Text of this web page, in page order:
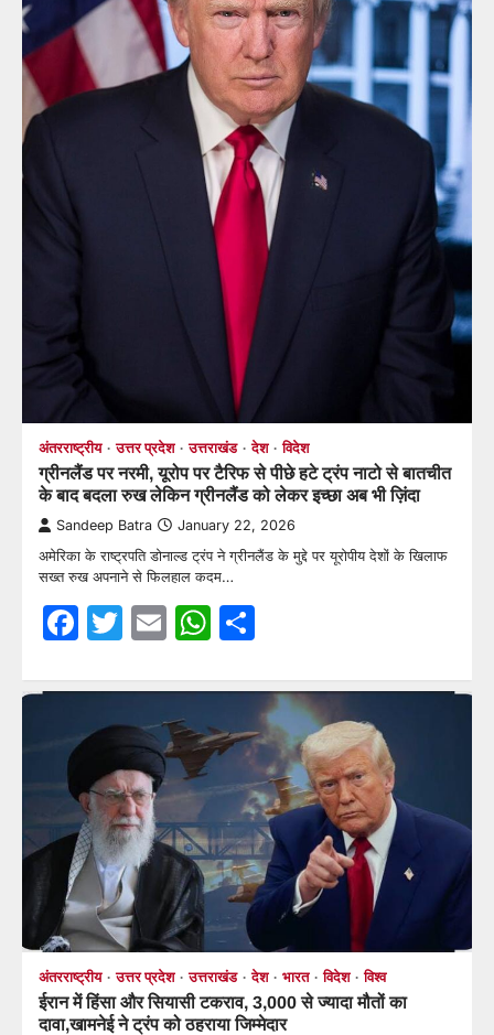
अंतरराष्ट्रीय उत्तर प्रदेश उत्तराखंड देश विदेश
ग्रीनलैंड पर नरमी, यूरोप पर टैरिफ से पीछे हटे ट्रंप नाटो से बातचीत
के बाद बदला रुख लेकिन ग्रीनलैंड को लेकर इच्छा अब भी ज़िंदा
Sandeep Batra January 22, 2026
अमेरिका के राष्ट्रपति डोनाल्ड ट्रंप ने ग्रीनलैंड के मुद्दे पर यूरोपीय देशों के खिलाफ
सख्त रुख अपनाने से फिलहाल कदम…
Facebook
Twitter
EmailWhatsApp
अंतरराष्ट्रीय उत्तर प्रदेश उत्तराखंड देश भारत विदेश विश्व
ईरान में हिंसा और सियासी टकराव, 3,000 से ज्यादा मौतों का
दावा,खामनेई ने ट्रंप को ठहराया जिम्मेदार